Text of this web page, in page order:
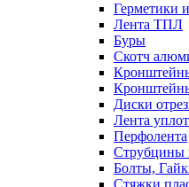
Герметики
Лента ТПЛ
Буры
Скотч
Диски
Лента
Перфолента
Струбцины
Болты,
Стяжки